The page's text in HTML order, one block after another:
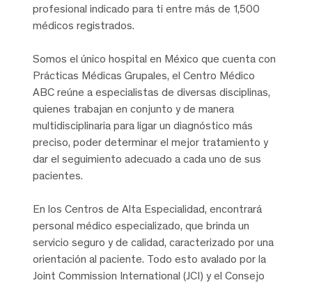
profesional indicado para ti entre más de 1,500
médicos registrados.
Somos el único hospital en México que cuenta con
Prácticas Médicas Grupales, el Centro Médico
ABC reúne a especialistas de diversas disciplinas,
quienes trabajan en conjunto y de manera
multidisciplinaria para ligar un diagnóstico más
preciso, poder determinar el mejor tratamiento y
dar el seguimiento adecuado a cada uno de sus
pacientes.
En los Centros de Alta Especialidad, encontrará
personal médico especializado, que brinda un
servicio seguro y de calidad, caracterizado por una
orientación al paciente. Todo esto avalado por la
Joint Commission International (JCI) y el Consejo